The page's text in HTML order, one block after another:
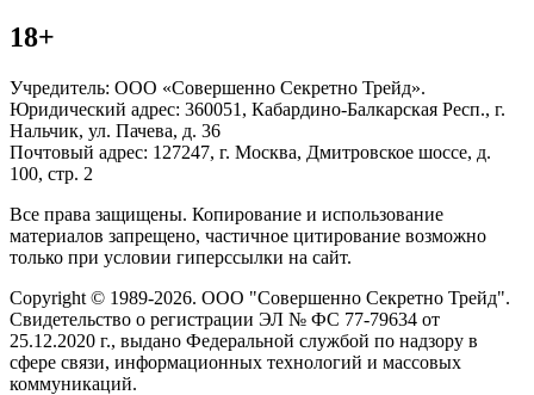
18+
Учредитель: ООО «Совершенно Секретно Трейд».
Юридический адрес: 360051, Кабардино-Балкарская Респ., г.
Нальчик, ул. Пачева, д. 36
Почтовый адрес: 127247, г. Москва, Дмитровское шоссе, д.
100, стр. 2
Все права защищены. Копирование и использование
материалов запрещено, частичное цитирование возможно
только при условии гиперссылки на сайт.
Copyright © 1989-2026. ООО "Совершенно Секретно Трейд".
Свидетельство о регистрации ЭЛ № ФС 77-79634 от
25.12.2020 г., выдано Федеральной службой по надзору в
сфере связи, информационных технологий и массовых
коммуникаций.